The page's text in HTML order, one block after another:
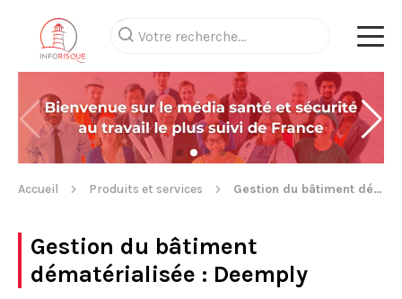
Accueil Produits et services Gestion du bâtiment dématérialisée
Gestion du bâtiment
dématérialisée : Deemply